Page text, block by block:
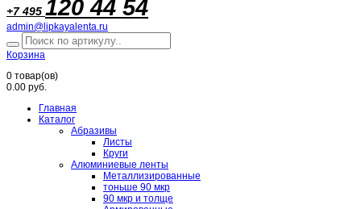
+7 495 120 44 54
admin@lipkayalenta.ru
Корзина
0 товар(ов)
0.00 руб.
Главная
Каталог
Абразивы
Листы
Круги
Алюминиевые ленты
Металлизированные
тоньше 90 мкр
90 мкр и толще